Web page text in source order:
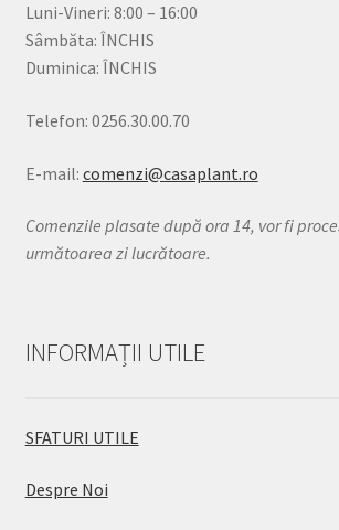
Luni-Vineri: 8:00 – 16:00
Sâmbăta: ÎNCHIS
Duminica: ÎNCHIS
Telefon: 0256.30.00.70
E-mail: comenzi@casaplant.ro
Comenzile plasate după ora 14, vor fi
următoarea zi lucrătoare.
INFORMAȚII UTILE
SFATURI UTILE
Despre Noi